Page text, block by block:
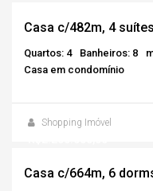
Casa c/482m, 4
Quartos: 4 Banheiros: 8
Casa em condomínio
Shopping Imóvel
Casa c/664m, 6